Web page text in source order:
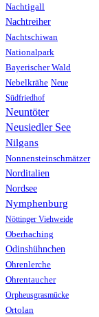
Nachtigall
Nachtreiher
Nachtschiwan
Nationalpark
Bayerischer Wald
Nebelkrähe Neue
Südfriedhof
Neuntöter
Neusiedler See
Nilgans
Nonnensteinschmätzer
Norditalien
Nordsee
Nymphenburg
Nöttinger Viehweide
Oberhaching
Odinshühnchen
Ohrenlerche
Ohrentaucher
Orpheusgrasmücke
Ortolan